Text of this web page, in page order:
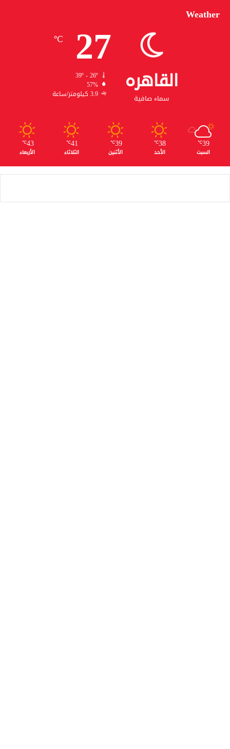
Weather
القاهره
سماء صافية
27
℃
39º - 26º
57%
3.9 كيلومتر/ساعة
39
℃
السبت
38
℃
الأحد
39
℃
الأثنين
41
℃
الثلاثاء
43
℃
الأربعاء